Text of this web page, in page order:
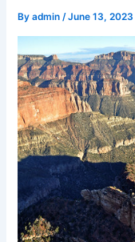
Byadmin/June 13, 2023